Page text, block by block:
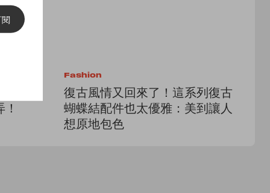
Fashion
復古風情又回來了！這系列復古
蝴蝶結配件也太優雅：美到讓人
想原地包色